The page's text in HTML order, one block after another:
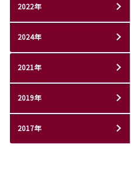
2022年
2024年
2021年
2019年
2017年